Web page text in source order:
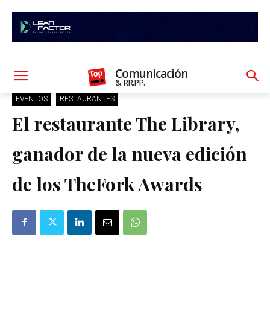
Comunicación
& RR.PP.
EVENTOS RESTAURANTES
El restaurante The Library,
ganador de la nueva edición
de los TheFork Awards